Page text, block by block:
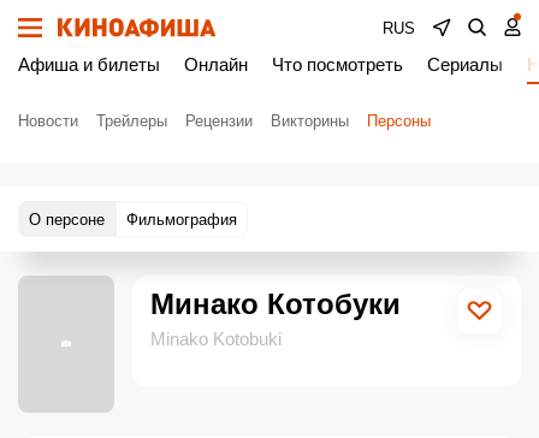
RUS
Афиша и билеты Онлайн Что посмотреть Сериалы
Новости Трейлеры Рецензии Викторины Персоны
О персоне Фильмография
Минако Котобуки
Minako Kotobuki